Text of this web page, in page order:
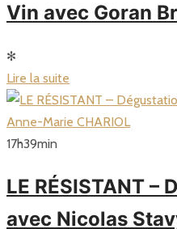
Vin avec Goran
✻
Lire la suite
17h39min
LE RÉSISTANT
avec Nicolas